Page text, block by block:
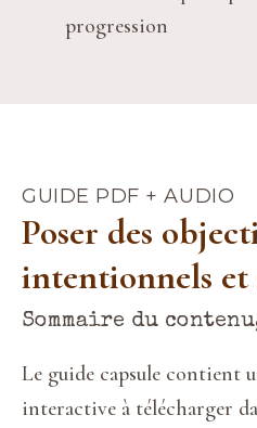
progression
GUIDE PDF + AUDIO
Poser des
intentionnels et
Sommaire du
Le guide capsule contient
interactive à télécharger